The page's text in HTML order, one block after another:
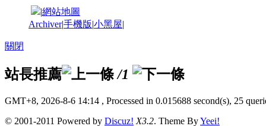
|網站地圖
Archiver|手機版|小黑屋|
關閉
站長推薦 /1
GMT+8, 2026-8-6 14:14 , Processed in 0.015688 second(s), 25
© 2001-2011 Powered by Discuz! X3.2. Theme ByYeei!